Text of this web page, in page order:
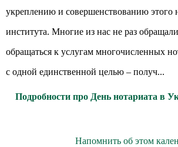
укреплению и совершенствованию этого
института. Многие из нас не раз
обращаться к услугам многочисленных
с одной единственной целью – получ...
Подробности про День нотариата в
Напомнить об этом